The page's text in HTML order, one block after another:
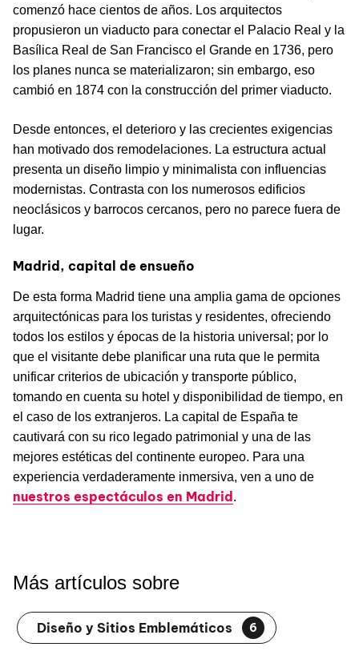
comenzó hace cientos de años. Los arquitectos
propusieron un viaducto para conectar el Palacio Real y la
Basílica Real de San Francisco el Grande en 1736, pero
los planes nunca se materializaron; sin embargo, eso
cambió en 1874 con la construcción del primer viaducto.
Desde entonces, el deterioro y las crecientes exigencias
han motivado dos remodelaciones. La estructura actual
presenta un diseño limpio y minimalista con influencias
modernistas. Contrasta con los numerosos edificios
neoclásicos y barrocos cercanos, pero no parece fuera de
lugar.
Madrid, capital de ensueño
De esta forma Madrid tiene una amplia gama de opciones
arquitectónicas para los turistas y residentes, ofreciendo
todos los estilos y épocas de la historia universal; por lo
que el visitante debe planificar una ruta que le permita
unificar criterios de ubicación y transporte público,
tomando en cuenta su hotel y disponibilidad de tiempo, en
el caso de los extranjeros. La capital de España te
cautivará con su rico legado patrimonial y una de las
mejores estéticas del continente europeo. Para una
experiencia verdaderamente inmersiva, ven a uno de
nuestros espectáculos en Madrid .
Más artículos sobre
Diseño y Sitios Emblemáticos 6